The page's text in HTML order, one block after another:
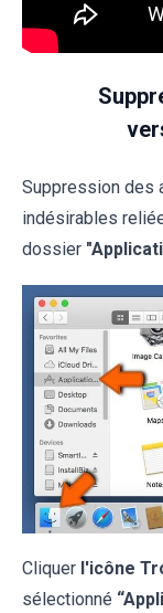
Suppression des
indésirables
dossier
Cliquer l'icône
sélectionné